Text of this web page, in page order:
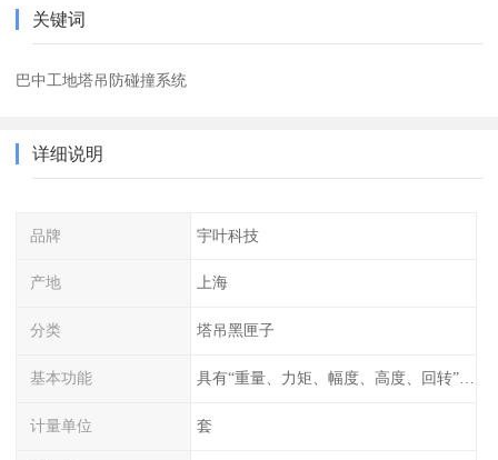
关键词
巴中工地塔吊防碰撞系统
详细说明
品牌 宇叶科技
产地 上海
分类 塔吊黑匣子
基本功能 具有“重量、力矩、幅度、高度、回转”等参数的显示、记录、报警功能。
计量单位 套